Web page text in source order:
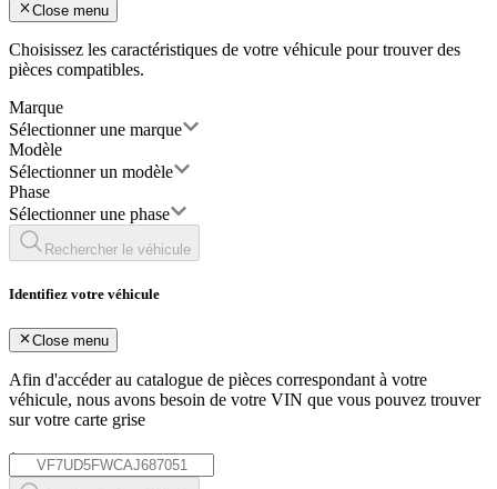
Close menu
Choisissez les caractéristiques de votre véhicule pour trouver des
pièces compatibles.
Marque
Sélectionner une marque
Modèle
Sélectionner un modèle
Phase
Sélectionner une phase
Rechercher le véhicule
Identifiez votre véhicule
Close menu
Afin d'accéder au catalogue de pièces correspondant à votre
véhicule, nous avons besoin de votre VIN que vous pouvez trouver
sur votre carte grise
*